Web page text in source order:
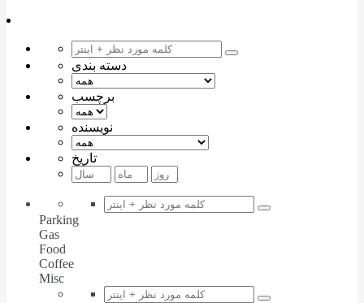
دسته بندی
برچسب
نویسنده
تاریخ
Parking
Gas
Food
Coffee
Misc